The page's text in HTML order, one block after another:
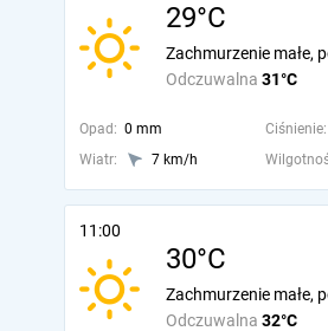
29°C
Odczuwalna 31°C
Zachmurzenie małe,
Opad: 0 mm Ciśnienie:
Wiatr:
7 km/h
11:00
30°C
Odczuwalna 32°C
Zachmurzenie małe,